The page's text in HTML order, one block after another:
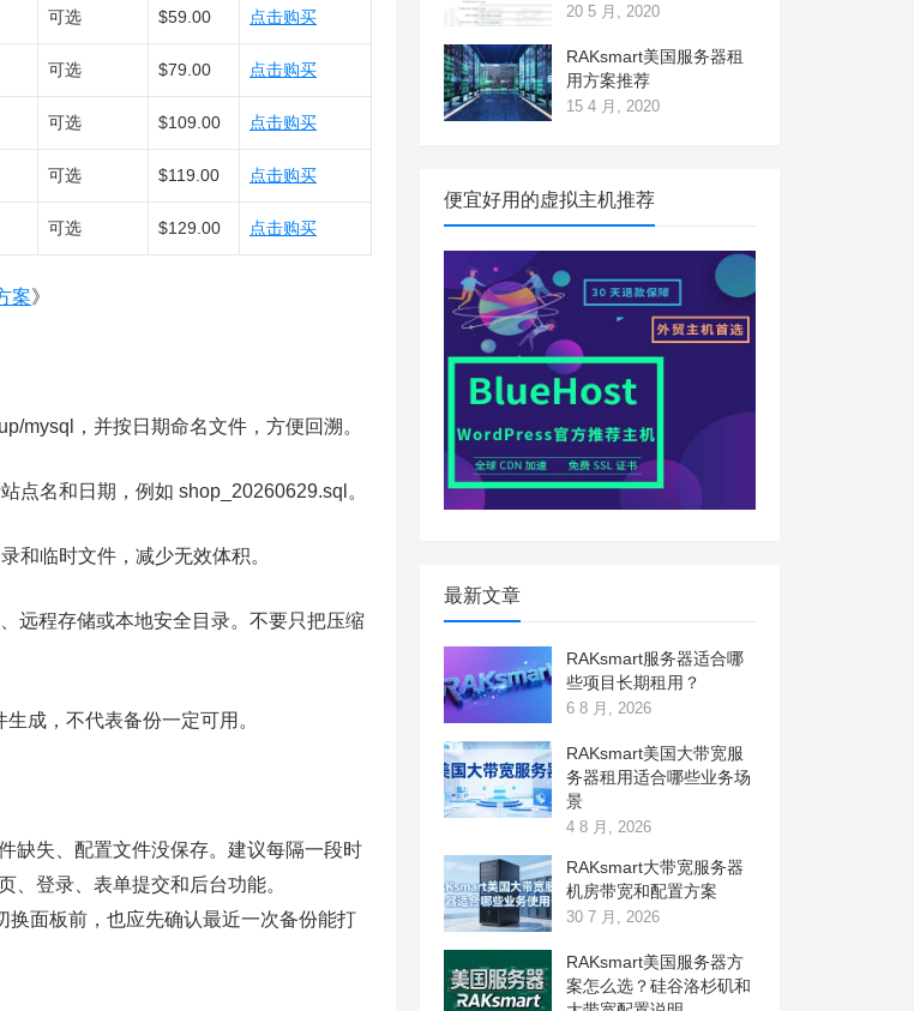
可选 $59.00 点击购买
可选 $79.00 点击购买
可选 $109.00 点击购买
可选 $119.00 点击购买
可选 $129.00 点击购买
案》
mysql，并按日期命名文件，方便回溯。
点名和日期，例如 shop_20260629.sql。
和临时文件，减少无效体积。
远程存储或本地安全目录。不要只把压缩
成，不代表备份一定可用。
缺失、配置文件没保存。建议每隔一段时
、登录、表单提交和后台功能。
面板前，也应先确认最近一次备份能打
20 5 月, 2020
RAKsmart美国服务器租
用方案推荐
15 4 月, 2020
便宜好用的虚拟主机推荐
最新文章
RAKsmart服务器适合哪
些项目长期租用？
6 8 月, 2026
RAKsmart美国大带宽服
务器租用适合哪些业务场
景
4 8 月, 2026
RAKsmart大带宽服务器
机房带宽和配置方案
30 7 月, 2026
RAKsmart美国服务器方
案怎么选？硅谷洛杉矶和